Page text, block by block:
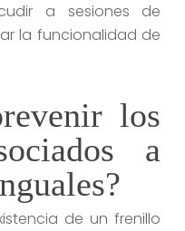
a sesiones de
la funcionalidad de
los
a
de un frenillo